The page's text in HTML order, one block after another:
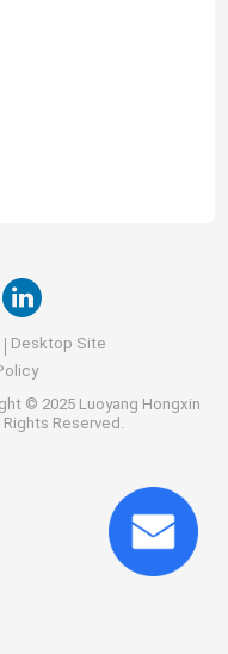
Desktop Site
© 2025 Luoyang Hongxin
Reserved.